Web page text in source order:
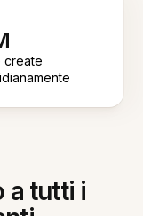
create
a tutti i